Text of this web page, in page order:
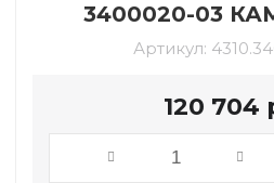
3400020-03
Артикул:
120 704